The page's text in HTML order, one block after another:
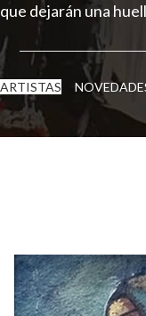
que dejarán una
ARTISTAS